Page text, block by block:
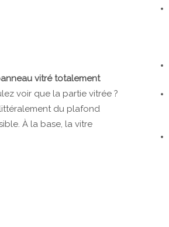
vitré totalement
voir que la partie vitrée ?
du plafond
À la base, la vitre